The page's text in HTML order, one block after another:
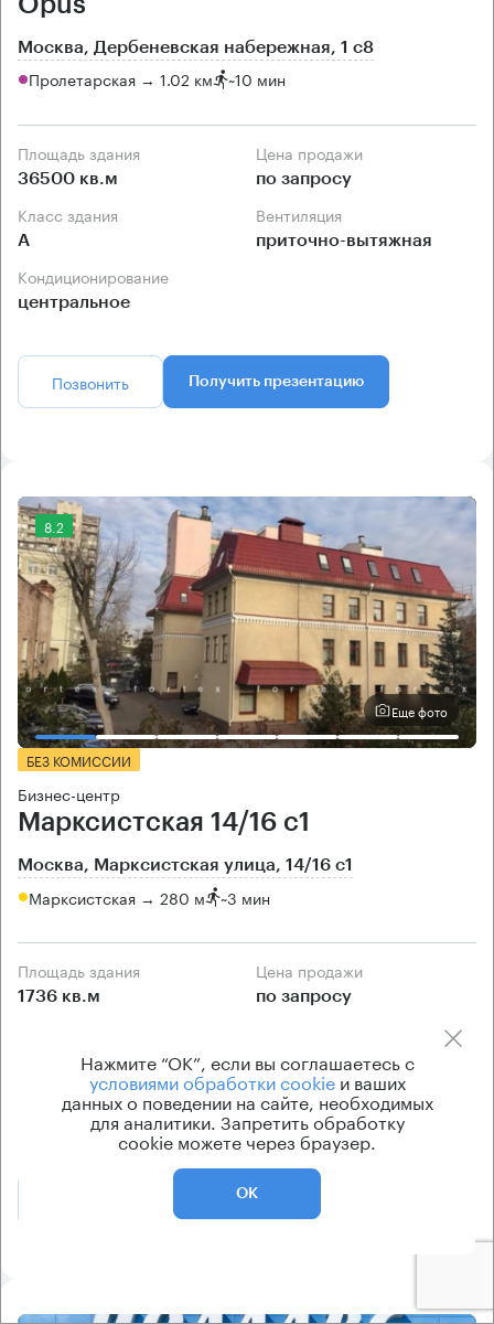
Москва, Дербеневская набережная, 1 с8
Пролетарская → 1.02 км ~10 мин
Площадь здания
36500 кв.м
Цена продажи
по запросу
Класс здания
А
Вентиляция
приточно-вытяжная
Кондиционирование
центральное
Позвонить Получить презентацию
8.2
Еще фото
БЕЗ КОМИССИИ
Бизнес-центр
Марксистская 14/16 с1
Москва, Марксистская улица, 14/16 с1
Марксистская → 280 м ~3 мин
Площадь здания
1736 кв.м
Цена продажи
по запросу
естественная
Кондиционирование
центральное
Получить презентацию
Нажмите “ОК”, если вы соглашаетесь с
условиями обработки cookieи ваших
данных о поведении на сайте, необходимых
для аналитики. Запретить обработку
cookie можете через браузер.
ОК